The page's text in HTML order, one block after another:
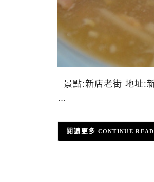
景點:新店老街 地址:
…
CONTINUE